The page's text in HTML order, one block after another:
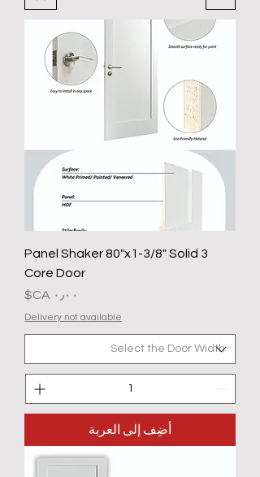
3 Panel Shaker 80"x1-3/8" Solid
Core Door
السعر
Delivery not available
أضِف إلى العربة